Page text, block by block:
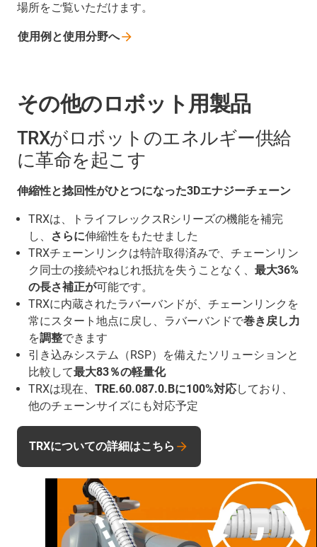
場所をご覧いただけます。
使用例と使用分野へ
その他のロボット用製品
TRXがロボットのエネルギー供給
に革命を起こす
伸縮性と捻回性がひとつになった3Dエナジーチェーン
TRXは、トライフレックスRシリーズの機能を補完
し、
さらに伸縮性をもたせました
TRXチェーンリンクは特許取得済みで、チェーンリン
ク同士の接続やねじれ抵抗を失うことなく、 最大36%
の長さ補正が可能です。
TRXに内蔵されたラバーバンドが、チェーンリンクを
常にスタート地点に戻し、ラバーバンドで巻き戻し力
を調整できます
引き込みシステム（RSP）を備えたソリューションと
比較して最大83％の軽量化
TRXは現在、 TRE.60.087.0.Bに100%対応しており、
他のチェーンサイズにも対応予定
TRXについての詳細はこちら